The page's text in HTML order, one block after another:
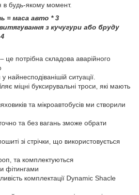
в будь-якому момент.
= маса авто * 3
з кучугури або бруду
це потрібна складова аварійного
найнесподіванішій ситуації.
міцні буксирувальні троси, які мають
та мікроавтобусів ми створили
та без вагань зможе обрати
зі стрічки, що використовується
та комплектуються
фітингами
комплектації Dynamic Shacle